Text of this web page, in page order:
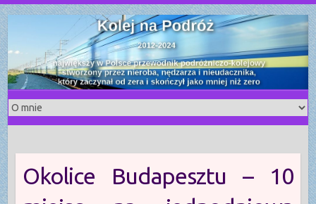
S
k
i
p
t
o
c
o
n
t
e
n
Okolice Budapesztu – 10